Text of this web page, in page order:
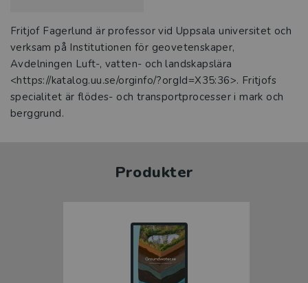
Fritjof Fagerlund är professor vid Uppsala universitet och
verksam på Institutionen för geovetenskaper,
Avdelningen Luft-, vatten- och landskapslära
<https://katalog.uu.se/orginfo/?orgId=X35:36>. Fritjofs
specialitet är flödes- och transportprocesser i mark och
berggrund.
Produkter